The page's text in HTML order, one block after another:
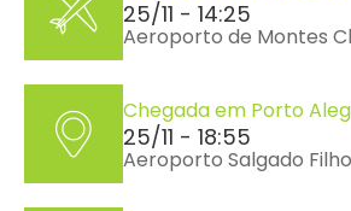
25/11 - 14:25
Aeroporto de Montes
Chegada em Porto
25/11 - 18:55
Aeroporto Salgado Filho